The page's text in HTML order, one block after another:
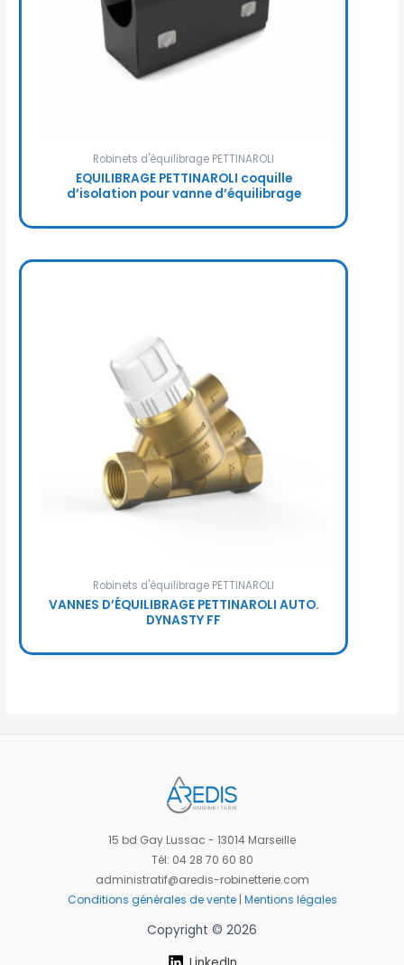
Robinets d'équilibrage PETTINAROLI
EQUILIBRAGE PETTINAROLI coquille
d’isolation pour vanne d’équilibrage
Robinets d'équilibrage PETTINAROLI
VANNES D’ÉQUILIBRAGE PETTINAROLI AUTO.
DYNASTY FF
15 bd Gay Lussac - 13014 Marseille
Tél: 04 28 70 60 80
administratif@aredis-robinetterie.com
Conditions générales de vente| Mentions légales
Copyright © 2026